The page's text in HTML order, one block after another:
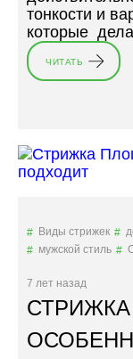
тонкости и
которые
ЧИТАТЬ «
М
К
И
И
Л
Виды стрижек
мужской стиль
7 лет назад